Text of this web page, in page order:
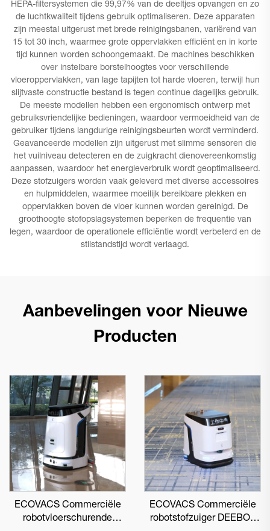
HEPA-filtersystemen die 99,97% van de deeltjes opvangen en zo
de luchtkwaliteit tijdens gebruik optimaliseren. Deze apparaten
zijn meestal uitgerust met brede reinigingsbanen, variërend van
15 tot 30 inch, waarmee grote oppervlakken efficiënt en in korte
tijd kunnen worden schoongemaakt. De machines beschikken
over instelbare borstelhoogtes voor verschillende
vloeroppervlakken, van lage tapijten tot harde vloeren, terwijl hun
slijtvaste constructie bestand is tegen continue dagelijks gebruik.
De meeste modellen hebben een ergonomisch ontwerp met
gebruiksvriendelijke bedieningen, waardoor vermoeidheid van de
gebruiker tijdens langdurige reinigingsbeurten wordt verminderd.
Geavanceerde modellen zijn uitgerust met slimme sensoren die
het vuilniveau detecteren en de zuigkracht dienovereenkomstig
aanpassen, waardoor het energieverbruik wordt geoptimaliseerd.
Deze stofzuigers worden vaak geleverd met diverse accessoires
en hulpmiddelen, waarmee moeilijk bereikbare plekken en
oppervlakken boven de vloer kunnen worden gereinigd. De
groothoogte stofopslagsystemen beperken de frequentie van
legen, waardoor de operationele efficiëntie wordt verbeterd en de
stilstandstijd wordt verlaagd.
Aanbevelingen voor Nieuwe
Producten
ECOVACS Commerciële
robotvloerschurende
ECOVACS Commerciële
robotstofzuiger DEEBOT